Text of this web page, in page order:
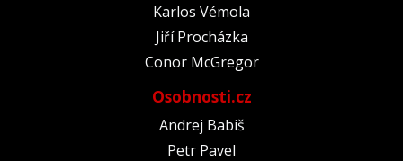
Karlos Vémola
Jiří Procházka
Conor McGregor
Osobnosti.cz
Andrej Babiš
Petr Pavel